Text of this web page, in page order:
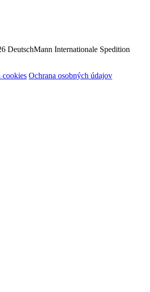
DeutschMann Internationale Spedition
cookies Ochrana osobných údajov